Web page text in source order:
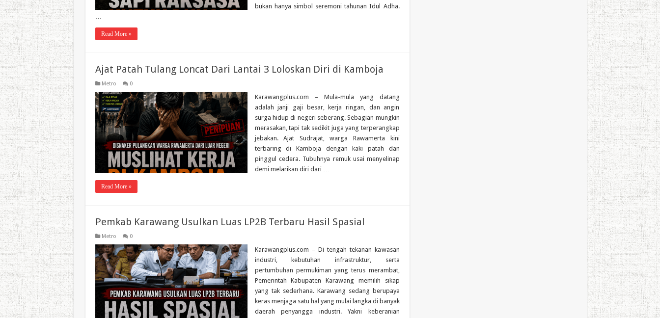
bukan hanya simbol seremoni tahunan Idul Adha.
…
Read More »
Ajat Patah Tulang Loncat Dari Lantai 3 Loloskan Diri di Kamboja
Metro 0
Karawangplus.com – Mula-mula yang datang
adalah janji gaji besar, kerja ringan, dan angin
surga hidup di negeri seberang. Sebagian mungkin
merasakan, tapi tak sedikit juga yang terperangkap
jebakan. Ajat Sudrajat, warga Rawamerta kini
terbaring di Kamboja dengan kaki patah dan
pinggul cedera. Tubuhnya remuk usai menyelinap
demi melarikan diri dari …
Read More »
Pemkab Karawang Usulkan Luas LP2B Terbaru Hasil Spasial
Metro 0
Karawangplus.com – Di tengah tekanan kawasan
industri, kebutuhan infrastruktur, serta
pertumbuhan permukiman yang terus merambat,
Pemerintah Kabupaten Karawang memilih sikap
yang tak sederhana. Karawang sedang berupaya
keras menjaga satu hal yang mulai langka di banyak
daerah penyangga industri. Yakni keberanian